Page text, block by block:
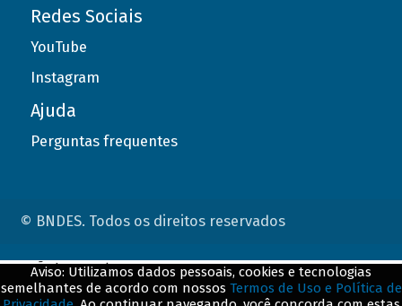
Redes Sociais
YouTube
Instagram
Ajuda
Perguntas frequentes
© BNDES. Todos os direitos reservados
Aviso: Utilizamos dados pessoais, cookies e tecnologias
semelhantes de acordo com nossos Termos de Uso e Política de
ConteÃºdo complementar
${title}${badge}